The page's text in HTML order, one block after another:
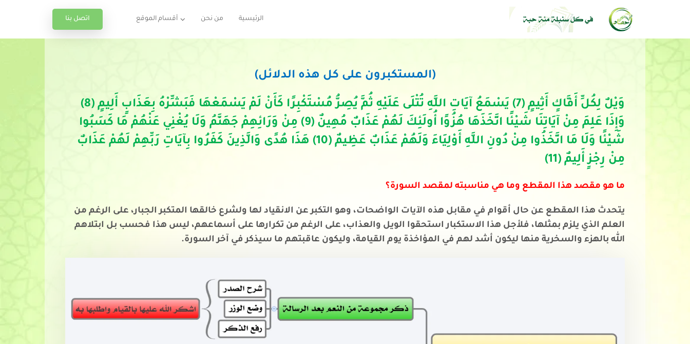
اتصل بنا الرئيسية من نحن أقسام الموقع
(المستكبرون على كل هذه الدلائل)
وَيْلٌ لِكُلِّ أَفَّاكٍ أَثِيمٍ (7) يَسْمَعُ آيَاتِ اللَّهِ تُتْلَى عَلَيْهِ ثُمَّ يُصِرُّ مُسْتَكْبِرًا كَأَنْ لَمْ يَسْمَعْهَا فَبَشِّرْهُ بِعَذَابٍ أَلِيمٍ (8)
وَإِذَا عَلِمَ مِنْ آيَاتِنَا شَيْئًا اتَّخَذَهَا هُزُوًا أُولَئِكَ لَهُمْ عَذَابٌ مُهِينٌ (9) مِنْ وَرَائِهِمْ جَهَنَّمُ وَلَا يُغْنِي عَنْهُمْ مَا كَسَبُوا
شَيْئًا وَلَا مَا اتَّخَذُوا مِنْ دُونِ اللَّهِ أَوْلِيَاءَ وَلَهُمْ عَذَابٌ عَظِيمٌ (10) هَذَا هُدًى وَالَّذِينَ كَفَرُوا بِآيَاتِ رَبِّهِمْ لَهُمْ عَذَابٌ
مِنْ رِجْزٍ أَلِيمٌ (11)
ما هو مقصد هذا المقطع وما هي مناسبته لمقصد السورة؟
يتحدث هذا المقطع عن حال أقوام في مقابل هذه الآيات الواضحات، وهو التكبر عن الانقياد لها ولشرع خالقها المتكبر الجبار، على الرغم من
العلم الذي يلزم بمثلها، فلأجل هذا الاستكبار استحقوا الويل والعذاب، على الرغم من تكرارها على أسماعهم، ليس هذا فحسب بل ابتلاهم
الله بالهزء والسخرية منها ليكون أشد لهم في المؤاخذة يوم القيامة، وليكون عاقبتهم ما سيذكر في آخر السورة.